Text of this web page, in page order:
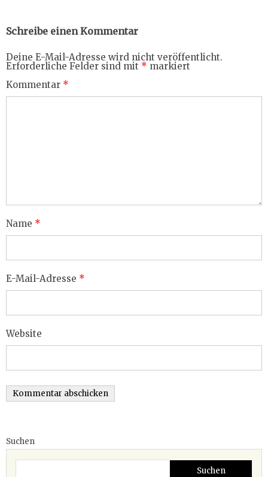
Schreibe einen Kommentar
Deine E-Mail-Adresse wird nicht veröffentlicht.
Erforderliche Felder sind mit * markiert
Kommentar *
Name *
E-Mail-Adresse *
Website
Suchen
Suchen